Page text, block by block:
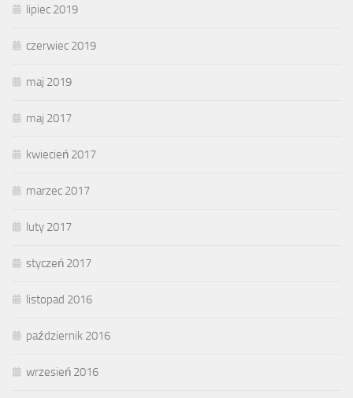
lipiec 2019
czerwiec 2019
maj 2019
maj 2017
kwiecień 2017
marzec 2017
luty 2017
styczeń 2017
listopad 2016
październik 2016
wrzesień 2016